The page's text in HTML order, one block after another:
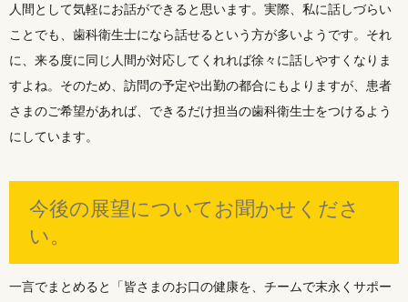
人間として気軽にお話ができると思います。実際、私に話しづらい
ことでも、歯科衛生士になら話せるという方が多いようです。それ
に、来る度に同じ人間が対応してくれれば徐々に話しやすくなりま
すよね。そのため、訪問の予定や出勤の都合にもよりますが、患者
さまのご希望があれば、できるだけ担当の歯科衛生士をつけるよう
にしています。
今後の展望についてお聞かせくださ
い。
一言でまとめると「皆さまのお口の健康を、チームで末永くサポー